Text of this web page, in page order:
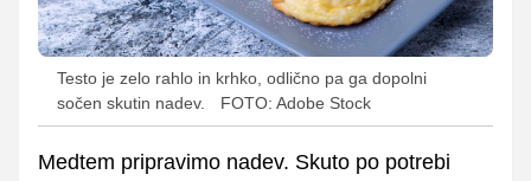
Testo je zelo rahlo in krhko, odlično pa ga dopolni
sočen skutin nadev.
FOTO: Adobe Stock
Medtem pripravimo nadev. Skuto po potrebi